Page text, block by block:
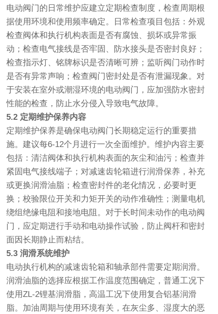
电动阀门的日常维护应建立定期检查制度，检查周期根
据使用环境和使用频率确定。日常检查项目包括：外观
检查阀体和执行机构表面是否有腐蚀、损坏或异常振
动；检查电气接线是否牢固、防水接头是否密封良好；
检查指示灯、铭牌标识是否清晰可辨；监听阀门动作时
是否有异常声响；检查阀门密封处是否有泄漏现象。对
于安装在室外或潮湿环境的电动阀门，应加强防水密封
性能的检查，防止水分侵入导致电气故障。
5.2 定期维护保养内容
定期维护保养是确保电动阀门长期稳定运行的重要措
施。建议每6-12个月进行一次全面维护。维护内容主要
包括：清洁阀体和执行机构表面的灰尘和油污；检查并
紧固电气接线端子；对减速齿轮箱进行润滑保养，补充
或更换润滑油脂；检查密封件的老化情况，必要时更
换；校验限位开关和力矩开关的动作准确性；测量电机
绕组绝缘电阻和接地电阻。对于长时间未动作的电动阀
门，应定期进行手动和电动操作试验，防止阀杆和密封
面因长期静止而粘结。
5.3 润滑系统维护
电动执行机构的减速齿轮箱和轴承部件需要定期润滑。
润滑油脂的选择应根据工作温度范围确定，普通工况下
使用ZL-2锂基润滑脂，高温工况下使用复合铝基润滑
脂。加油周期与使用环境有关，在灰尘多、湿度大的恶